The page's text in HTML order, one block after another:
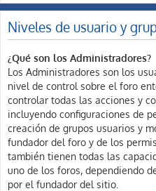
Niveles de usuario y
¿Qué son los Administradores?
Los Administradores son los
nivel de control sobre el foro
controlar todas las acciones y
incluyendo configuraciones de
creación de grupos usuarios y
fundador del foro y de los
también tienen todas las
uno de los foros, dependiendo
por el fundador del sitio.